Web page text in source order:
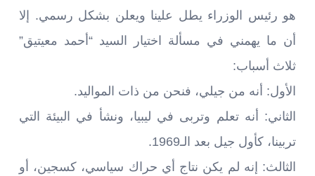
هو رئيس الوزراء يطل علينا ويعلن بشكل رسمي. إلا
أن ما يهمني في مسألة اختيار السيد “أحمد معيتيق”
ثلاث أسباب:
الأول: أنه من جيلي، فنحن من ذات المواليد.
الثاني: أنه تعلم وتربى في ليبيا، ونشأ في البيئة التي
تربينا، كأول جيل بعد الـ1969.
الثالث: إنه لم يكن نتاج أي حراك سياسي، كسجين، أو